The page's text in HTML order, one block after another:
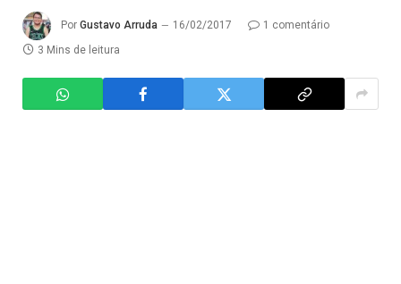
Por Gustavo Arruda 16/02/2017
1 comentário
3 Mins de leitura